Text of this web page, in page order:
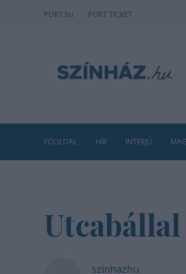
PORT.hu PORT TICKET
FŐOLDAL HÍR INTERJÚ
szinhazhu